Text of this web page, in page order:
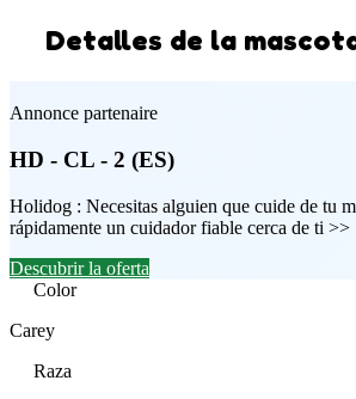
Detalles de la
Annonce partenaire
HD - CL - 2 (ES)
Holidog : Necesitas alguien que cuide de tu
rápidamente un cuidador fiable cerca de ti >>
Descubrir la oferta
Color
Carey
Raza